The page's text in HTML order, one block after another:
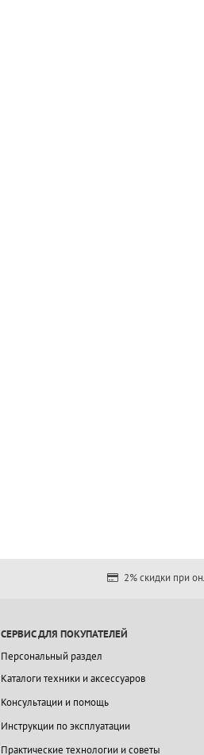
2% скидки при
СЕРВИС ДЛЯ ПОКУПАТЕЛЕЙ
Персональный раздел
Каталоги техники и аксессуаров
Консультации и помощь
Инструкции по эксплуатации
Практические технологии и советы